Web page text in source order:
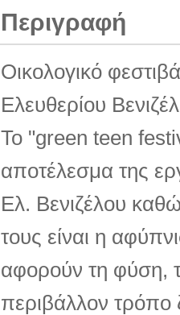
Περιγραφή
Οικολογικό
Ελευθερίου
Το "green teen
αποτέλεσμα της
Ελ. Βενιζέλου
τους είναι η
αφορούν τη φύση,
περιβάλλον τρόπο